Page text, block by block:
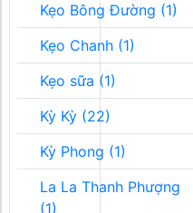
Kẹo Bông Đường (1)
Kẹo Chanh (1)
Kẹo sữa (1)
Kỳ Kỳ (22)
Kỳ Phong (1)
La La Thanh Phượng
(1)